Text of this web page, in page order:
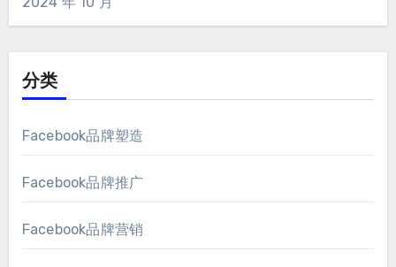
分类
Facebook品牌塑造
Facebook品牌推广
Facebook品牌营销